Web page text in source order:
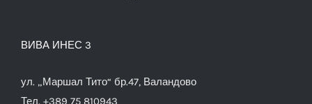
ВИВА ИНЕС 3
ул. „Маршал Тито“ бр.47, Валандово
Тел. +389 75 810943